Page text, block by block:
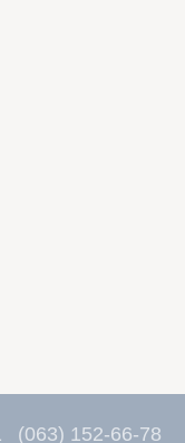
(063) 152-66-78